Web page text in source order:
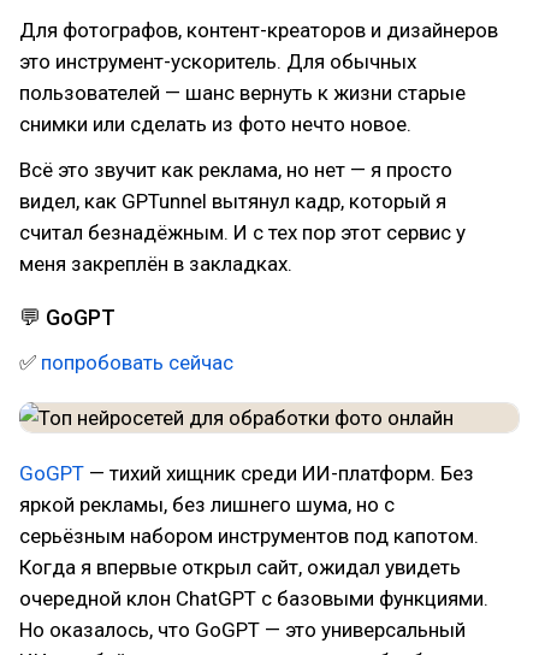
Для фотографов, контент-креаторов и дизайнеров
это инструмент-ускоритель. Для обычных
пользователей — шанс вернуть к жизни старые
снимки или сделать из фото нечто новое.
Всё это звучит как реклама, но нет — я просто
видел, как GPTunnel вытянул кадр, который я
считал безнадёжным. И с тех пор этот сервис у
меня закреплён в закладках.
💬 GoGPT
✅ попробовать сейчас
GoGPT — тихий хищник среди ИИ-платформ. Без
яркой рекламы, без лишнего шума, но с
серьёзным набором инструментов под капотом.
Когда я впервые открыл сайт, ожидал увидеть
очередной клон ChatGPT с базовыми функциями.
Но оказалось, что GoGPT — это универсальный